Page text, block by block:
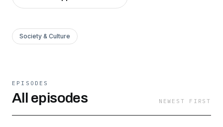
Society & Culture
EPISODES
All episodes NEWEST FIRST